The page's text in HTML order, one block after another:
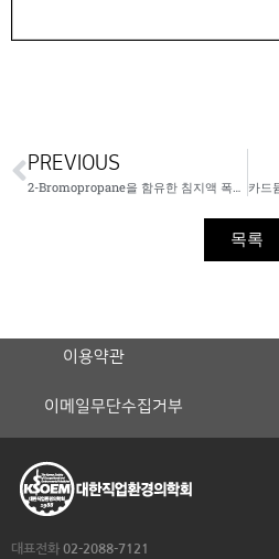
PREVIOUS
목록
이용약관
이메일무단수집거부
대표전화 02-2088-7121